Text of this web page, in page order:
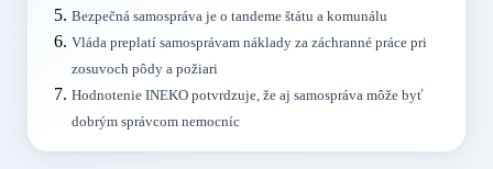
Bezpečná samospráva je o tandeme štátu a komunálu
Vláda preplatí samosprávam náklady za záchranné práce pri
zosuvoch pôdy a požiari
Hodnotenie INEKO potvrdzuje, že aj samospráva môže byť
dobrým správcom nemocníc